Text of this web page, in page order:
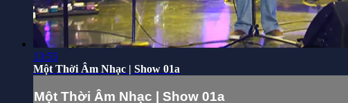
13:55
Một Thời Âm Nhạc | Show 01a
Một Thời Âm Nhạc | Show 01a